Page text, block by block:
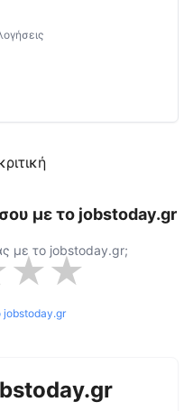
με το jobstoday.gr
με το jobstoday.gr;
★★
jobstoday.gr